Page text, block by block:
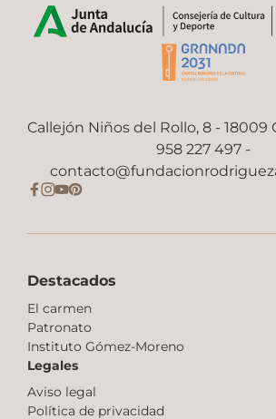
Callejón Niños del Rollo, 8 - 18009
958 227 497 -
Destacados
El carmen
Patronato
Instituto Gómez-Moreno
Legales
Aviso legal
Política de privacidad